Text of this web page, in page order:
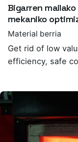
Bigarren
mekaniko
Material berria
Get rid of low
efficiency, safe